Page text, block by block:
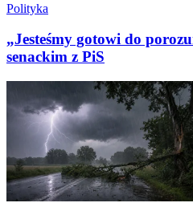
Polityka
„Jesteśmy gotowi do
senackim z PiS